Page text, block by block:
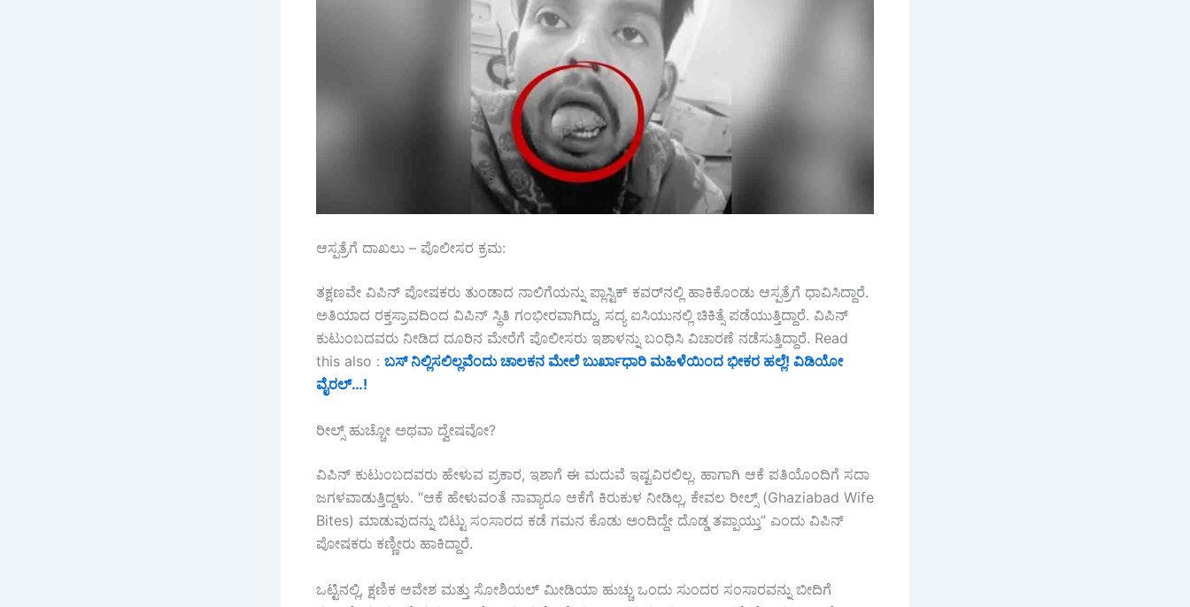
ಆಸ್ಪತ್ರೆಗೆ ದಾಖಲು – ಪೊಲೀಸರ ಕ್ರಮ:
ತಕ್ಷಣವೇ ವಿಪಿನ್ ಪೋಷಕರು ತುಂಡಾದ ನಾಲಿಗೆಯನ್ನು ಪ್ಲಾಸ್ಟಿಕ್ ಕವರ್‌ನಲ್ಲಿ ಹಾಕಿಕೊಂಡು ಆಸ್ಪತ್ರೆಗೆ ಧಾವಿಸಿದ್ದಾರೆ.
ಅತಿಯಾದ ರಕ್ತಸ್ರಾವದಿಂದ ವಿಪಿನ್ ಸ್ಥಿತಿ ಗಂಭೀರವಾಗಿದ್ದು, ಸದ್ಯ ಐಸಿಯುನಲ್ಲಿ ಚಿಕಿತ್ಸೆ ಪಡೆಯುತ್ತಿದ್ದಾರೆ. ವಿಪಿನ್
ಕುಟುಂಬದವರು ನೀಡಿದ ದೂರಿನ ಮೇರೆಗೆ ಪೊಲೀಸರು ಇಶಾಳನ್ನು ಬಂಧಿಸಿ ವಿಚಾರಣೆ ನಡೆಸುತ್ತಿದ್ದಾರೆ. Read
this also : ಬಸ್ ನಿಲ್ಲಿಸಲಿಲ್ಲವೆಂದು ಚಾಲಕನ ಮೇಲೆ ಬುರ್ಖಾಧಾರಿ ಮಹಿಳೆಯಿಂದ ಭೀಕರ ಹಲ್ಲೆ! ವಿಡಿಯೋ
ವೈರಲ್…!
ರೀಲ್ಸ್ ಹುಚ್ಚೋ ಅಥವಾ ದ್ವೇಷವೋ?
ವಿಪಿನ್ ಕುಟುಂಬದವರು ಹೇಳುವ ಪ್ರಕಾರ, ಇಶಾಗೆ ಈ ಮದುವೆ ಇಷ್ಟವಿರಲಿಲ್ಲ. ಹಾಗಾಗಿ ಆಕೆ ಪತಿಯೊಂದಿಗೆ ಸದಾ
ಜಗಳವಾಡುತ್ತಿದ್ದಳು. “ಆಕೆ ಹೇಳುವಂತೆ ನಾವ್ಯಾರೂ ಆಕೆಗೆ ಕಿರುಕುಳ ನೀಡಿಲ್ಲ, ಕೇವಲ ರೀಲ್ಸ್ (Ghaziabad Wife
Bites) ಮಾಡುವುದನ್ನು ಬಿಟ್ಟು ಸಂಸಾರದ ಕಡೆ ಗಮನ ಕೊಡು ಅಂದಿದ್ದೇ ದೊಡ್ಡ ತಪ್ಪಾಯ್ತು” ಎಂದು ವಿಪಿನ್
ಪೋಷಕರು ಕಣ್ಣೀರು ಹಾಕಿದ್ದಾರೆ.
ಒಟ್ಟಿನಲ್ಲಿ, ಕ್ಷಣಿಕ ಆವೇಶ ಮತ್ತು ಸೋಶಿಯಲ್ ಮೀಡಿಯಾ ಹುಚ್ಚು ಒಂದು ಸುಂದರ ಸಂಸಾರವನ್ನು ಬೀದಿಗೆ